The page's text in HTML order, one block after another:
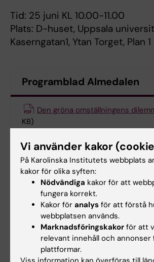
Tid: 25 juni KL 10.00-11.00
Plats: D-huset, Uppsala
Kaserngatan1, Ytan Torget, Plan 1
Programblad Almedalen
Den gröna omställningens
KB)
Fler KI-evenemang i Almedalen
Uppdaterad av:
Anna Persson 2024-06-20
Vi använder kakor
På Karolinska Institutets webbplats
kakor för olika syften:
Nödvändiga kakor för att
fungera korrekt.
Kakor för analys för att förstå
webbplatsen används.
Marknadsföringskakor för att
relevant innehåll och annonser
plattformar.